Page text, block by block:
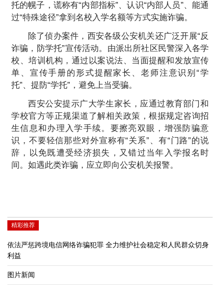
托的幌子，谎称有“内部指标”、认识“内部人员”、能通
过“特殊途径”拿到名校入学名额等方式实施诈骗。
除了侦办案件，西安各级公安机关还广泛开展“反
诈骗，防学托”宣传活动。由派出所社区民警深入各学
校、培训机构，通过以案说法、当面提醒和发放宣传
单、宣传手册的形式提醒家长、老师注意识别“学
托”、提防“学托”，避免上当受骗。
西安公安提示广大学生家长，应通过教育部门和
学校官方等正规渠道了解相关政策，根据规定咨询招
生信息和办理入学手续。要擦亮双眼，增强防骗意
识，不要轻信那些对外宣称有“关系”、有“门路”的说
辞，以免既遭受经济损失，又错过当年入学报名时
间。如遇此类诈骗，应立即向公安机关报警。
精彩推荐
依法严惩跨境电信网络诈骗犯罪 全力维护社会稳定和人民群众切身
利益
图片新闻